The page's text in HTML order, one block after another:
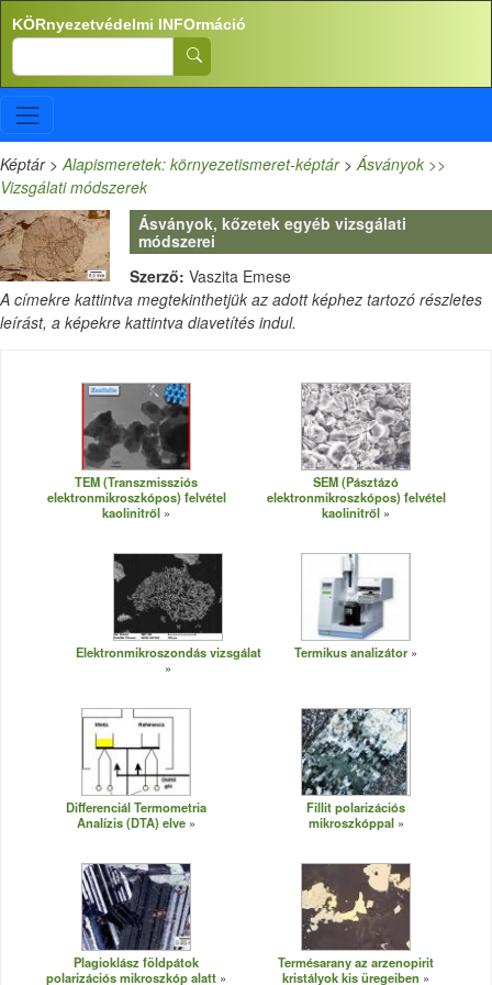
Ugrás a tartalomra
KÖRnyezetvédelmi INFOrmáció
Search
Képtár>Alapismeretek: környezetismeret-képtár>Ásványok >>
Vizsgálati módszerek
Ásványok, kőzetek egyéb vizsgálati
módszerei
Szerző: Vaszita Emese
A címekre kattintva megtekinthetjük az adott képhez tartozó részletes
leírást, a képekre kattintva diavetítés indul.
TEM (Transzmissziós
elektronmikroszkópos) felvétel
kaolinitről
SEM (Pásztázó
elektronmikroszkópos) felvétel
kaolinitről
Elektronmikroszondás vizsgálat Termikus analizátor
Differenciál Termometria
Analízis (DTA) elve
Fillit polarizációs
mikroszkóppal
Plagioklász földpátok
polarizációs mikroszkóp alatt
Termésarany az arzenopirit
kristályok kis üregeiben